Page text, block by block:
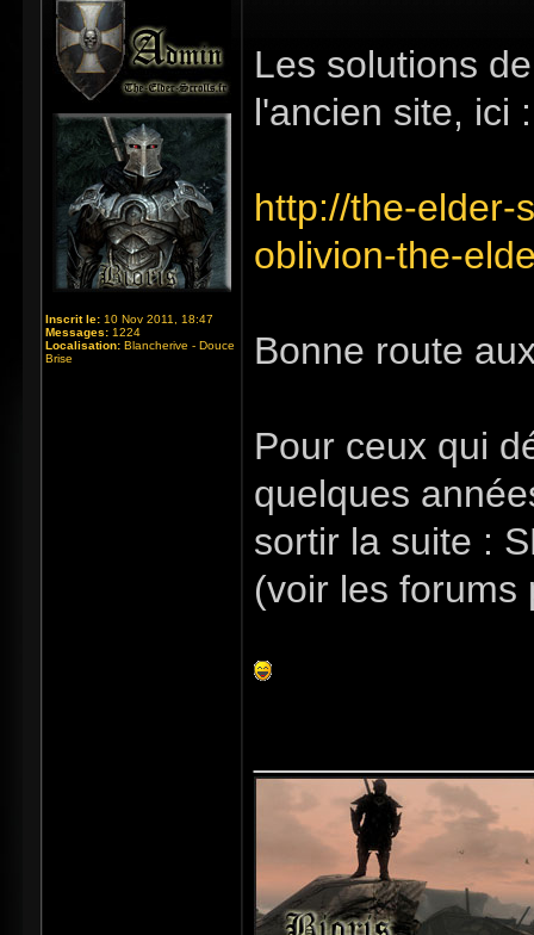
Inscrit le: 10 Nov 2011, 18:47
Messages: 1224
Localisation: Blancherive - Douce
Brise
Les solutions
l'ancien site, ici :
http://the-elder-
oblivion-the-
Bonne route
Pour ceux qui
quelques
sortir la suite :
(voir les forums